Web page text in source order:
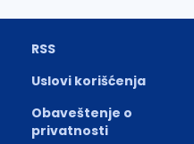
RSS
Uslovi korišćenja
Obaveštenje o
privatnosti